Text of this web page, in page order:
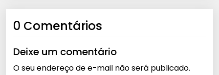
0 Comentários
Deixe um comentário
O seu endereço de e-mail não será publicado.